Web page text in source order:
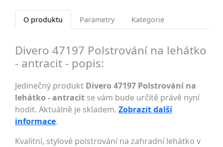
O produktu Parametry Kategorie
Divero 47197 Polstrování na lehátko
- antracit - popis:
Jedinečný produkt Divero 47197 Polstrování na
lehátko - antracit se vám bude určitě právě nyní
hodit. Aktuálně je skladem. Zobrazit další
informace.
Kvalitní, stylové polstrování na zahradní lehátko v